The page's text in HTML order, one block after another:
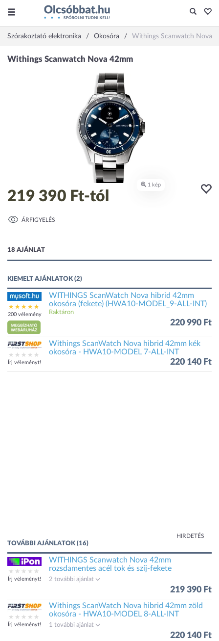
Szórakoztató elektronika Okosóra Withings Scanwatch Nova
219 390 Ft-tól
ÁRFIGYELÉS
18 AJÁNLAT
KIEMELT AJÁNLATOK (2)
200 vélemény
WITHINGS ScanWatch Nova hibrid 42mm
okosóra (fekete) (HWA10-MODEL_9-ALL-INT)
Raktáron
220 990 Ft
Írj véleményt!
Withings ScanWatch Nova hibrid 42mm kék
okosóra - HWA10-MODEL 7-ALL-INT
220 140 Ft
HIRDETÉS
TOVÁBBI AJÁNLATOK (16)
Írj véleményt!
WITHINGS Scanwatch Nova 42mm
rozsdamentes acél tok és szíj-fekete
2 további ajánlat
219 390 Ft
Írj véleményt!
Withings ScanWatch Nova hibrid 42mm zöld
okosóra - HWA10-MODEL 8-ALL-INT
1 további ajánlat
220 140 Ft